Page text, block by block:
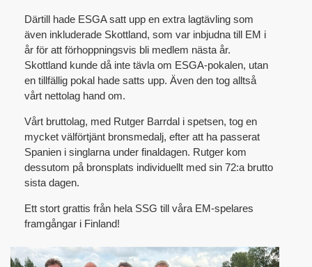
Därtill hade ESGA satt upp en extra lagtävling som
även inkluderade Skottland, som var inbjudna till EM i
år för att förhoppningsvis bli medlem nästa år.
Skottland kunde då inte tävla om ESGA-pokalen, utan
en tillfällig pokal hade satts upp. Även den tog alltså
vårt nettolag hand om.
Vårt bruttolag, med Rutger Barrdal i spetsen, tog en
mycket välförtjänt bronsmedalj, efter att ha passerat
Spanien i singlarna under finaldagen. Rutger kom
dessutom på bronsplats individuellt med sin 72:a brutto
sista dagen.
Ett stort grattis från hela SSG till våra EM-spelares
framgångar i Finland!